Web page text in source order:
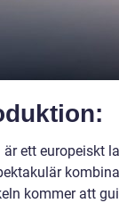
är ett europeiskt
kommer att